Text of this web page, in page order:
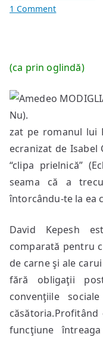
1 Commenton
2008]
(ca prin oglindă)
zat pe romanul lui
ecranizat de Isabel
“clipa prielnică”
seama că a
întorcându-te la ea
David Kepesh
comparată pentru
de carne şi ale
fără obligaţii
convenţiile
funcţiune